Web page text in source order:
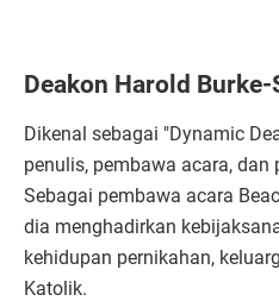
Deakon Harold Burke-
Dikenal sebagai "Dynamic
penulis, pembawa acara, dan
Sebagai pembawa acara
dia menghadirkan
kehidupan pernikahan,
Katolik.